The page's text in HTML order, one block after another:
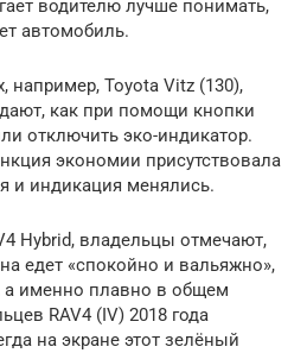
водителю лучше понимать,
автомобиль.
например, Toyota Vitz (130),
как при помощи кнопки
отключить эко-индикатор.
экономии присутствовала
и индикация менялись.
Hybrid, владельцы отмечают,
едет «спокойно и вальяжно»,
а именно плавно в общем
RAV4 (IV) 2018 года
на экране этот зелёный